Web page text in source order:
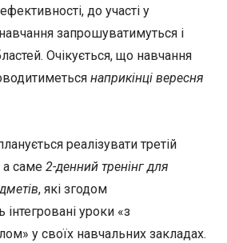
до участі у
запрошуватимуться і
Очікується, що навчання
наприкінці вересня
реалізувати третій
а саме 2-денний тренінг для
, які згодом
уроки «з
у своїх навчальних закладах.